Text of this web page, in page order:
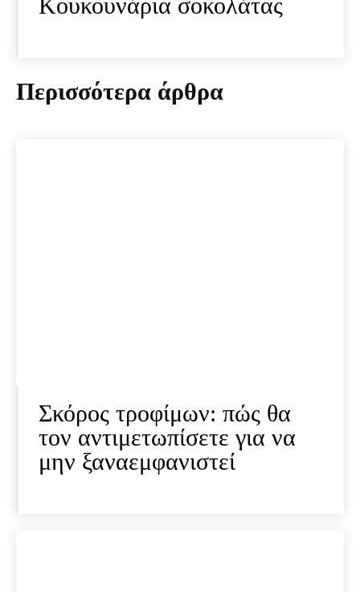
Κουκουνάρια σοκολάτας
Περισσότερα άρθρα
Σκόρος τροφίμων: πώς θα
τον αντιμετωπίσετε για να
μην ξαναεμφανιστεί